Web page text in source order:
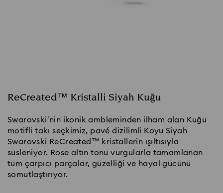
ReCreated™ Kristalli Siyah Kuğu
Swarovski’nin ikonik ambleminden ilham alan Kuğu
motifli takı seçkimiz, pavé dizilimli Koyu Siyah
Swarovski ReCreated™ kristallerin ışıltısıyla
süsleniyor. Rose altın tonu vurgularla tamamlanan
tüm çarpıcı parçalar, güzelliği ve hayal gücünü
somutlaştırıyor.